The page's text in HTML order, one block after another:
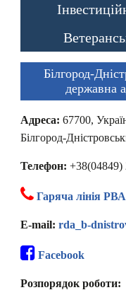
Білгород-
державна
Адреса: 67700,
Білгород-
Телефон: +38(04849)
Гаряча лінія РВА
E-mail: rda_b-
Facebook
Розпорядок роботи: